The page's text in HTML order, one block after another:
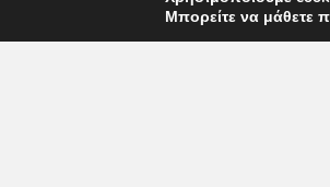
Μπορείτε να μάθετε